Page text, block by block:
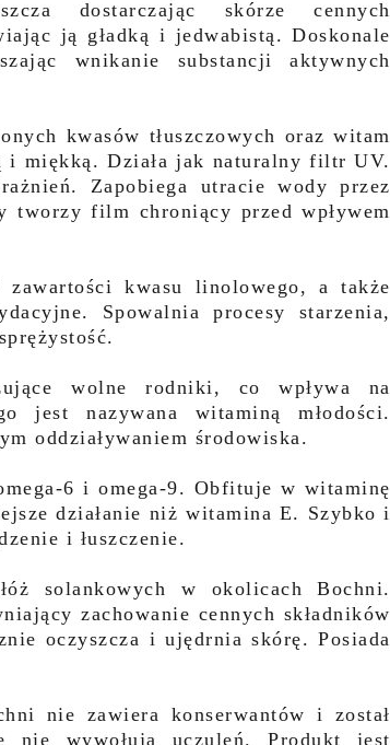
dostarczając skórze cennych
ją gładką i jedwabistą. Doskonale
wnikanie substancji aktywnych
kwasów tłuszczowych oraz witam
i miękką. Działa jak naturalny filtr UV.
Zapobiega utracie wody przez
tworzy film chroniący przed wpływem
kwasu linolowego, a także
Spowalnia procesy starzenia,
wolne rodniki, co wpływa na
jest nazywana witaminą młodości.
oddziaływaniem środowiska.
6 i omega-9. Obfituje w witaminę
działanie niż witamina E. Szybko i
i łuszczenie.
solankowych w okolicach Bochni.
zachowanie cennych składników
oczyszcza i ujędrnia skórę. Posiada
nie zawiera konserwantów i został
nie wywołują uczuleń. Produkt jest